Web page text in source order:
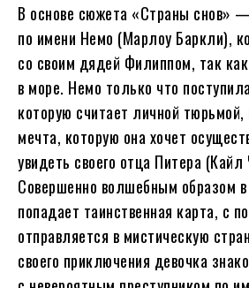
В основе сюжета «Страны снов»
по имени Немо (Марлоу Баркли),
со своим дядей Филиппом, так
в море. Немо только что
которую считает личной тюрьмой,
мечта, которую она хочет
увидеть своего отца Питера
Совершенно волшебным образом в
попадает таинственная карта, с
отправляется в мистическую
своего приключения девочка